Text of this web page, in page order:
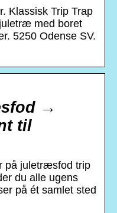
Klassisk Trip Trap
med boret
5250 Odense SV.
→
til
på juletræsfod trip
du alle ugens
på ét samlet sted